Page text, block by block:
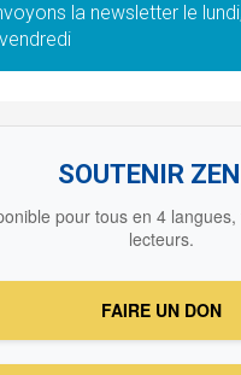
la newsletter le
SOUTENIR
pour tous en 4
lecteurs.
FAIRE UN DON